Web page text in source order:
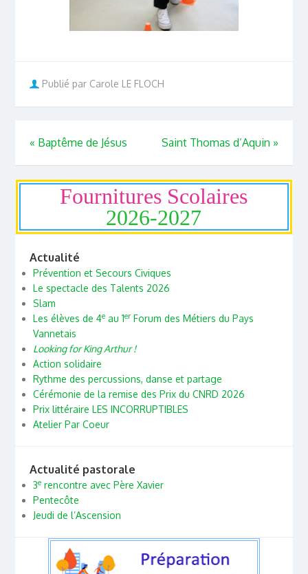
Publié par Carole LE FLOCH
« Baptême de Jésus Saint Thomas d’Aquin »
Fournitures Scolaires
2026-2027
Actualité
Prévention et Secours Civiques
Le spectacle des Talents 2026
Slam
Les élèves de 4eau 1erForum des Métiers du Pays
Vannetais
Looking for King Arthur !
Action solidaire
Rythme des percussions, danse et partage
Cérémonie de la remise des Prix du CNRD 2026
Prix littéraire LES INCORRUPTIBLES
Atelier Par Coeur
Actualité pastorale
3erencontre avec Père Xavier
Pentecôte
Jeudi de l’Ascension